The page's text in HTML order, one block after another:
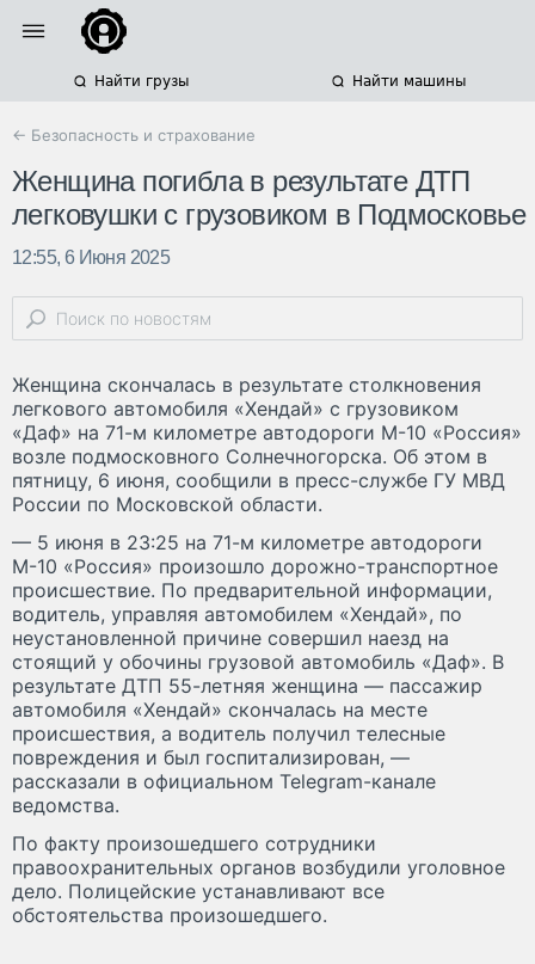
Найти грузы Найти машины
← Безопасность и страхование
Женщина погибла в результате ДТП
легковушки с грузовиком в Подмосковье
12:55, 6 Июня 2025
Женщина скончалась в результате столкновения
легкового автомобиля «Хендай» с грузовиком
«Даф» на 71-м километре автодороги М-10 «Россия»
возле подмосковного Солнечногорска. Об этом в
пятницу, 6 июня, сообщили в пресс-службе ГУ МВД
России по Московской области.
— 5 июня в 23:25 на 71-м километре автодороги
М-10 «Россия» произошло дорожно-транспортное
происшествие. По предварительной информации,
водитель, управляя автомобилем «Хендай», по
неустановленной причине совершил наезд на
стоящий у обочины грузовой автомобиль «Даф». В
результате ДТП 55-летняя женщина — пассажир
автомобиля «Хендай» скончалась на месте
происшествия, а водитель получил телесные
повреждения и был госпитализирован, —
рассказали в официальном Telegram-канале
ведомства.
По факту произошедшего сотрудники
правоохранительных органов возбудили уголовное
дело. Полицейские устанавливают все
обстоятельства произошедшего.